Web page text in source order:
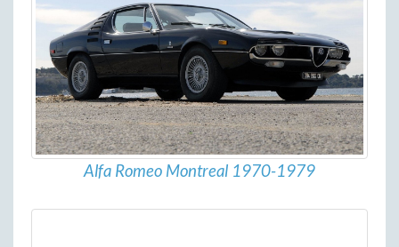
Alfa Romeo Montreal 1970-1979